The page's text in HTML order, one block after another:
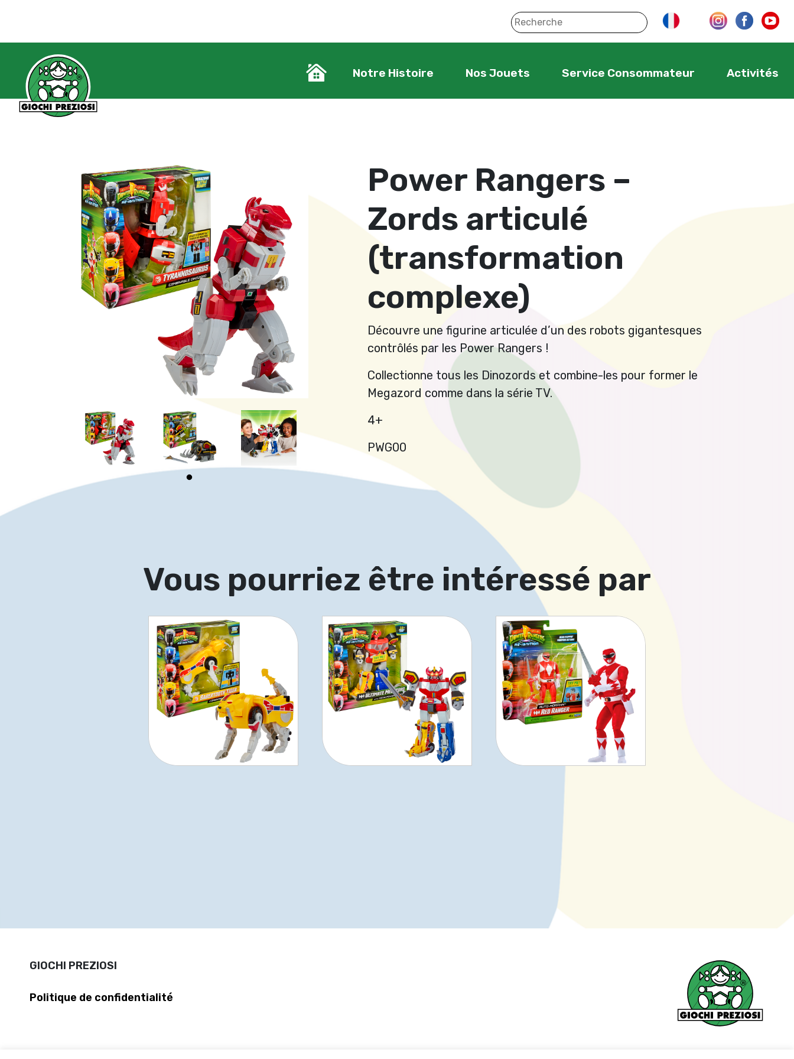
Notre Histoire Nos Jouets Service Consommateur Activités
Power Rangers –
Zords articulé
(transformation
complexe)
Découvre une figurine articulée d’un des robots gigantesques
contrôlés par les Power Rangers !
Collectionne tous les Dinozords et combine-les pour former le
Megazord comme dans la série TV.
4+
PWG00
Vous pourriez être intéressé par
GIOCHI PREZIOSI
Politique de confidentialité